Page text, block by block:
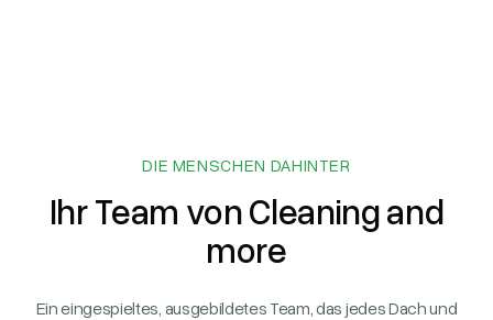
DIE MENSCHEN DAHINTER
Ihr Team von Cleaning and
more
Ein eingespieltes, ausgebildetes Team, das jedes Dach und